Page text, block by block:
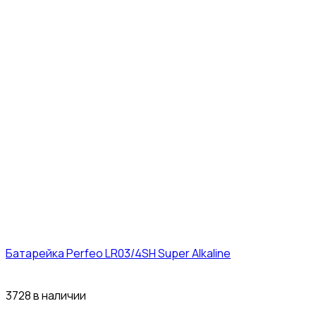
Батарейка Perfeo LR03/4SH Super Alkaline
3728 в наличии